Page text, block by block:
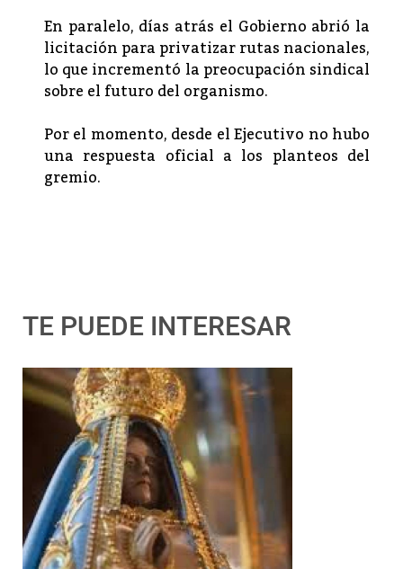
En paralelo, días atrás el Gobierno abrió la
licitación para privatizar rutas nacionales,
lo que incrementó la preocupación sindical
sobre el futuro del organismo.
Por el momento, desde el Ejecutivo no hubo
una respuesta oficial a los planteos del
gremio.
TE PUEDE INTERESAR